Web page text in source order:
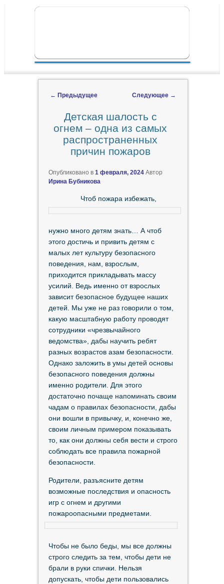
ГЛАВНОЕ МЕНЮ
← Предыдущее Следующее →
Детская шалость с
огнем – одна из самых
распространенных
причин пожаров
Опубликовано в 1 февраля, 2024 Автор
Ирина Бубникова
Чтоб пожара избежать,
нужно много детям знать… А чтоб
этого достичь и привить детям с
малых лет культуру безопасного
поведения, нам, взрослым,
приходится прикладывать массу
усилий. Ведь именно от взрослых
зависит безопасное будущее наших
детей. Мы уже не раз говорили о том,
какую масштабную работу проводят
сотрудники «чрезвычайного
ведомства», дабы научить ребят
разных возрастов азам безопасности.
Однако заложить в умы детей основы
безопасного поведения должны
именно родители. Для этого
достаточно почаще напоминать своим
чадам о правилах безопасности, дабы
они вошли в привычку, и, конечно же,
своим личным примером показывать
то, как они должны себя вести и строго
соблюдать все правила пожарной
безопасности.
Родители, разъясните детям
возможные последствия и опасность
игр с огнем и другими
пожароопасными предметами.
Чтобы не было беды, мы все должны
строго следить за тем, чтобы дети не
брали в руки спички. Нельзя
допускать, чтобы дети пользовались